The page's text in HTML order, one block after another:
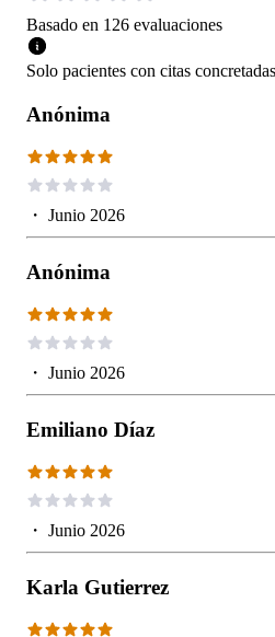
Basado en 126 evaluaciones
Solo pacientes con citas
Anónima
・ Junio 2026
Anónima
・ Junio 2026
Emiliano Díaz
・ Junio 2026
Karla Gutierrez